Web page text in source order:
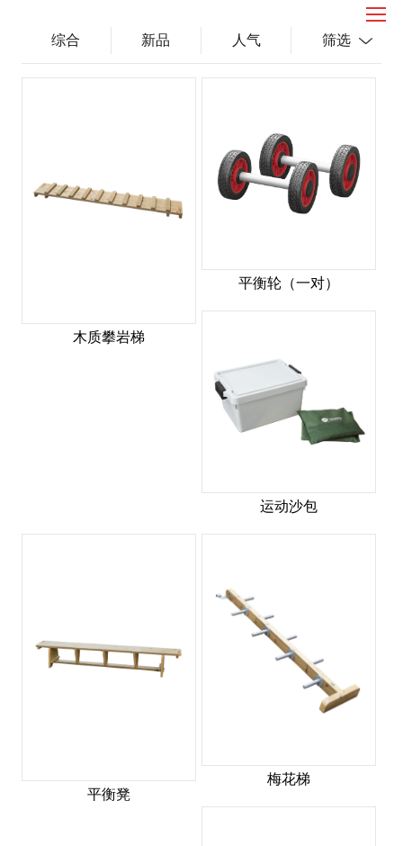
综合 新品 人气 筛选
木质攀岩梯
平衡轮（一对）
运动沙包
平衡凳
梅花梯